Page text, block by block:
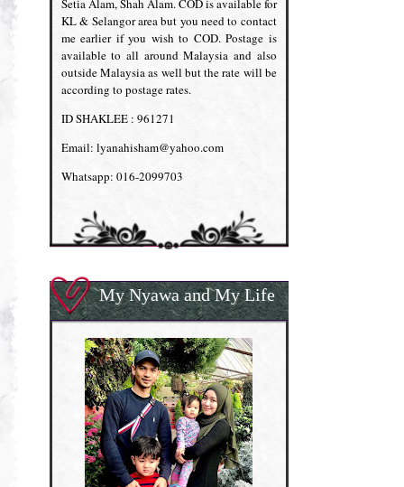
KL & Selangor area but you need to contact
me earlier if you wish to COD. Postage is
available to all around Malaysia and also
outside Malaysia as well but the rate will be
according to postage rates.
ID SHAKLEE : 961271
Email: lyanahisham@yahoo.com
Whatsapp: 016-2099703
My Nyawa and My Life